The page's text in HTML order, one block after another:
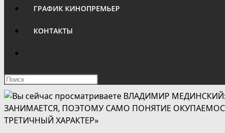
ГРАФИК КИНОПРЕМЬЕР
КОНТАКТЫ
ПОИСК
ПО
ВЕБ-
Нажмите
клавишу
Escape,
чтобы